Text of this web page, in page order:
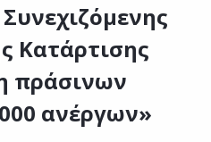
Κατάρτισης
πράσινων
ανέργων»